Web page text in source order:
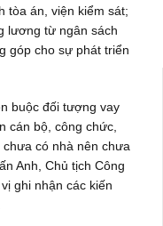
tòa án, viện kiểm sát;
lương từ ngân sách
góp cho sự phát triển
buộc đối tượng vay
cán bộ, công chức,
có nhà nên chưa
Anh, Chủ tịch Công
ghi nhận các kiến